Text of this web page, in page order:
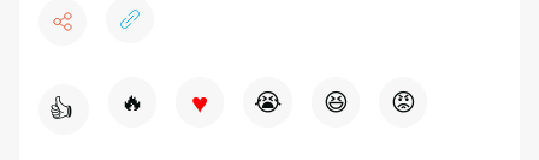
👍 🔥 ♥ 😭 😆 😡